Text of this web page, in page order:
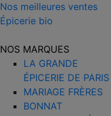
Nos meilleures ventes
Épicerie bio
NOS MARQUES
LA GRANDE
ÉPICERIE DE PARIS
MARIAGE FRÈRES
BONNAT